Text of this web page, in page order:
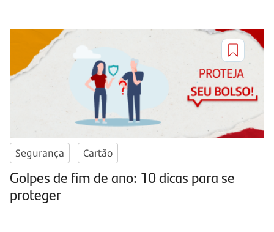
Segurança Cartão
Golpes de fim de ano: 10 dicas para se
proteger